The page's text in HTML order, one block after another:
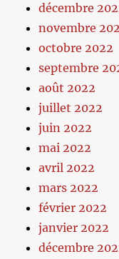
décembre
novembre
octobre 2022
septembre
août 2022
juillet 2022
juin 2022
mai 2022
avril 2022
mars 2022
février 2022
janvier 2022
décembre